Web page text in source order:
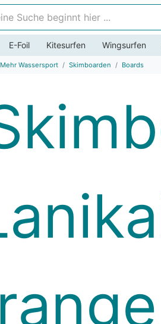
E-Foil Kitesurfen Wingsurfen
Mehr Wassersport Skimboarden Boards